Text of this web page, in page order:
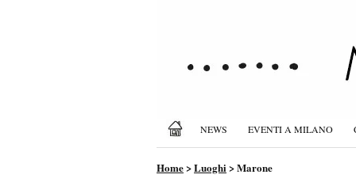
NEWS EVENTI A MILANO
Home>Luoghi>Marone